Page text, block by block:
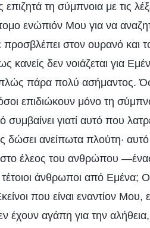
τη σύμπνοια με τις
ενώπιόν Μου για να
στον ουρανό και
δεν νοιάζεται για
πάρα πολύ ασήμαντος.
επιδιώκουν μόνο τη
γιατί αυτό που
δώσει ανείπωτα πλούτη·
στο έλεος του ανθρώπου
άνθρωποι από Εμένα;
που είναι εναντίον Μου,
αγάπη για την αλήθεια,